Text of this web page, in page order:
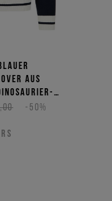
aus
-50%